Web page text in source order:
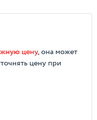
цену, она может
цену при